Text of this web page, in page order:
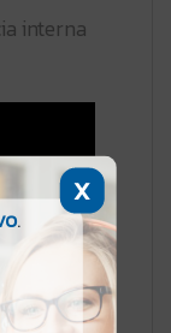
interna
X
.